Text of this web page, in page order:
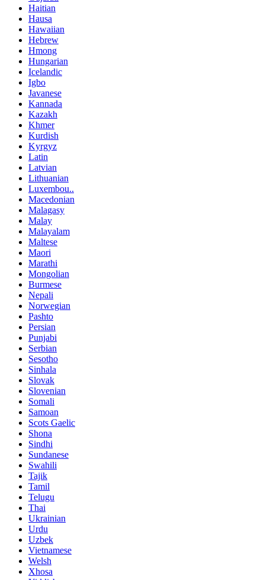
Haitian
Hausa
Hawaiian
Hebrew
Hmong
Hungarian
Icelandic
Igbo
Javanese
Kannada
Kazakh
Khmer
Kurdish
Kyrgyz
Latin
Latvian
Lithuanian
Luxembou..
Macedonian
Malagasy
Malay
Malayalam
Maltese
Maori
Marathi
Mongolian
Burmese
Nepali
Norwegian
Pashto
Persian
Punjabi
Serbian
Sesotho
Sinhala
Slovak
Slovenian
Somali
Samoan
Scots Gaelic
Shona
Sindhi
Sundanese
Swahili
Tajik
Tamil
Telugu
Thai
Ukrainian
Urdu
Uzbek
Vietnamese
Welsh
Xhosa